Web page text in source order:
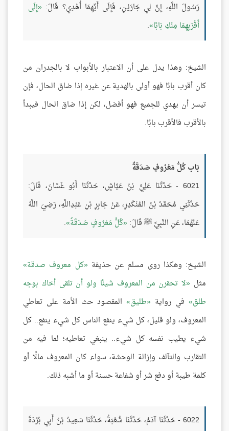
رَسُولَ اللَّهِ، إِنَّ لِي جَارَيْنِ، فَإِلَى أَيِّهِمَا أُهْدِي؟ قَالَ: إِلَى
أَقْرَبِهِمَا مِنْكِ بَابًا .
الشيخ: وهذا يدل على أن الاعتبار بالأبواب لا بالجدران من
كان أقرب بابًا فهو أولى بالهدية عن غيره إذا ضاق الحال، فإن
تيسر أن يهدي للجميع فهو أفضل، لكن إذا ضاق الحال فيبدأ
بالأقرب فالأقرب بابًا.
بَاب كُلُّ مَعْرُوفٍ صَدَقَةٌ
6021 - حَدَّثَنَا عَلِيُّ بْنُ عَيَّاشٍ، حَدَّثَنَا أَبُو غَسَّانَ، قَالَ:
حَدَّثَنِي مُحَمَّدُ بْنُ المُنْكَدِرِ، عَنْ جَابِرِ بْنِ عَبْدِاللَّهِ، رَضِيَ اللَّهُ
عَنْهُمَا، عَنِ النَّبِيِّ ﷺ قَالَ: كُلُّ مَعْرُوفٍ صَدَقَةٌ .
الشيخ: وهكذا روى مسلم عن حذيفة كل معروف صدقة
مثل لا تحقرن من المعروف شيئًا ولو أن تلقى أخاك بوجه
طلق
في رواية طليق
المقصود حث الأمة على تعاطي
المعروف، ولو قليل، كل شيء ينفع الناس كل شيء ينفع.. كل
شيء يطيب نفسه كل شيء.. ينبغي تعاطيه؛ لما فيه من
التقارب والتآلف وإزالة الوحشة، سواء كان المعروف مالًا أو
كلمة طيبة أو دفع شر أو شفاعة حسنة أو ما أشبه ذلك.
6022 - حَدَّثَنَا آدَمُ، حَدَّثَنَا شُعْبَةُ، حَدَّثَنَا سَعِيدُ بْنُ أَبِي بُرْدَةَ